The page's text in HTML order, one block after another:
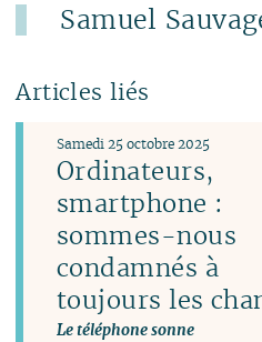
Samuel
Articles liés
Ordinateurs,
smartphone :
sommes-nous
condamnés à
toujours les
Le téléphone sonne
Samedi 25 octobre 2025